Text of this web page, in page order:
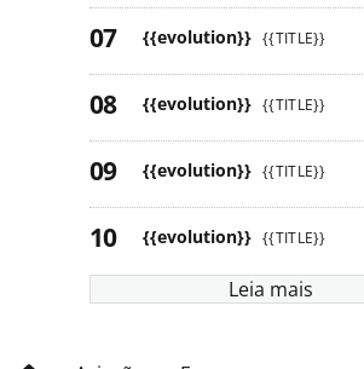
{{evolution}} {{TITLE}}
{{evolution}} {{TITLE}}
{{evolution}} {{TITLE}}
{{evolution}} {{TITLE}}
Leia mais